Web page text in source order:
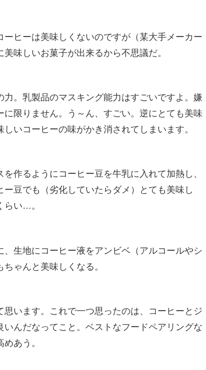
ヒーは美味しくないのですが（某大手メーカー
味しいお菓子が出来るから不思議だ。
。乳製品のマスキング能力はすごいですよ。嫌
限りません。う～ん、すごい。逆にとても美味
いコーヒーの味がかき消されてしまいます。
作るようにコーヒー豆を牛乳に入れて加熱し、
豆でも（劣化していたらダメ）とても美味し
らい…。
生地にコーヒー液をアンビベ（アルコールやシ
ゃんと美味しくなる。
います。これで一つ思ったのは、コーヒーとジ
んだなってこと。ベストなフードペアリングな
あう。